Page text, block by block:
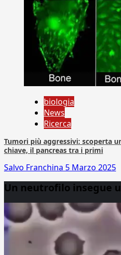
biologia
News
Ricerca
Tumori più aggressivi: scoperta
chiave, il pancreas tra i primi
Salvo Franchina 5 Marzo 2025
Un neutrofilo insegue
Player